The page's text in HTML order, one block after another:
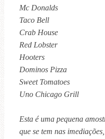
Mc Donalds
Taco Bell
Crab House
Red Lobster
Hooters
Dominos Pizza
Sweet Tomatoes
Uno Chicago Grill
Esta é uma pequena
que se tem nas